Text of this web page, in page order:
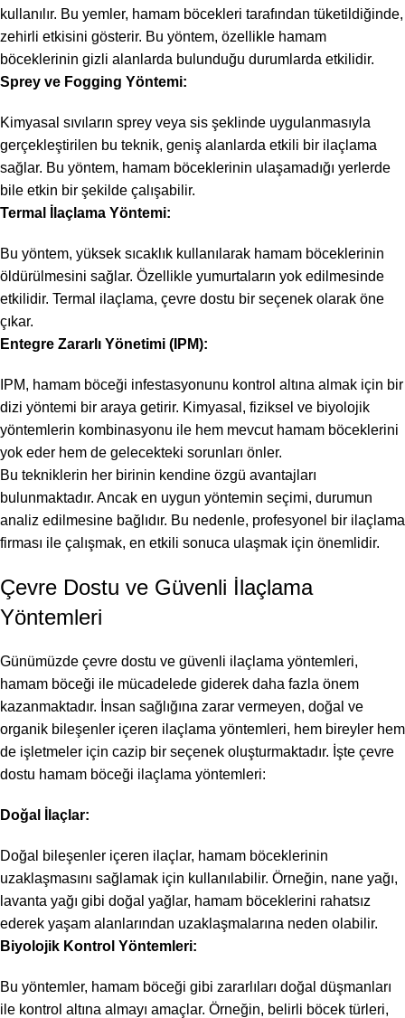
kullanılır. Bu yemler, hamam böcekleri tarafından tüketildiğinde,
zehirli etkisini gösterir. Bu yöntem, özellikle hamam
böceklerinin gizli alanlarda bulunduğu durumlarda etkilidir.
Sprey ve Fogging Yöntemi:
Kimyasal sıvıların sprey veya sis şeklinde uygulanmasıyla
gerçekleştirilen bu teknik, geniş alanlarda etkili bir ilaçlama
sağlar. Bu yöntem, hamam böceklerinin ulaşamadığı yerlerde
bile etkin bir şekilde çalışabilir.
Termal İlaçlama Yöntemi:
Bu yöntem, yüksek sıcaklık kullanılarak hamam böceklerinin
öldürülmesini sağlar. Özellikle yumurtaların yok edilmesinde
etkilidir. Termal ilaçlama, çevre dostu bir seçenek olarak öne
çıkar.
Entegre Zararlı Yönetimi (IPM):
IPM, hamam böceği infestasyonunu kontrol altına almak için bir
dizi yöntemi bir araya getirir. Kimyasal, fiziksel ve biyolojik
yöntemlerin kombinasyonu ile hem mevcut hamam böceklerini
yok eder hem de gelecekteki sorunları önler.
Bu tekniklerin her birinin kendine özgü avantajları
bulunmaktadır. Ancak en uygun yöntemin seçimi, durumun
analiz edilmesine bağlıdır. Bu nedenle, profesyonel bir ilaçlama
firması ile çalışmak, en etkili sonuca ulaşmak için önemlidir.
Çevre Dostu ve Güvenli İlaçlama
Yöntemleri
Günümüzde çevre dostu ve güvenli ilaçlama yöntemleri,
hamam böceği ile mücadelede giderek daha fazla önem
kazanmaktadır. İnsan sağlığına zarar vermeyen, doğal ve
organik bileşenler içeren ilaçlama yöntemleri, hem bireyler hem
de işletmeler için cazip bir seçenek oluşturmaktadır. İşte çevre
dostu hamam böceği ilaçlama yöntemleri:
Doğal İlaçlar:
Doğal bileşenler içeren ilaçlar, hamam böceklerinin
uzaklaşmasını sağlamak için kullanılabilir. Örneğin, nane yağı,
lavanta yağı gibi doğal yağlar, hamam böceklerini rahatsız
ederek yaşam alanlarından uzaklaşmalarına neden olabilir.
Biyolojik Kontrol Yöntemleri:
Bu yöntemler, hamam böceği gibi zararlıları doğal düşmanları
ile kontrol altına almayı amaçlar. Örneğin, belirli böcek türleri,